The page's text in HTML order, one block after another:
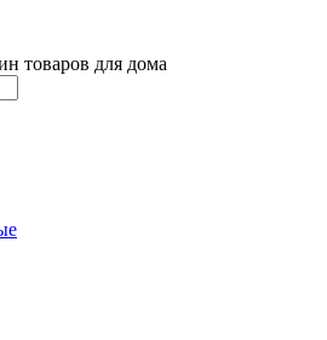
товаров для дома